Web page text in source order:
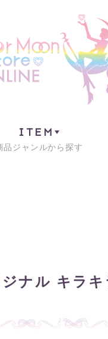
ITEM
品ジャンルから探す
ナル キラ